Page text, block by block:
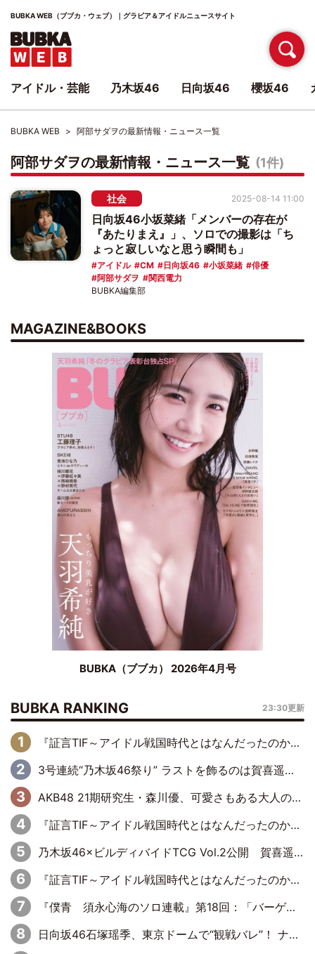
BUBKA WEB（ブブカ・ウェブ）｜グラビア＆アイドルニュースサイト
BUBKA WEB 阿部サダヲの最新情報・ニュース一覧
阿部サダヲの最新情報・ニュース一覧 (1件)
社会
日向坂46小坂菜緒「メンバーの存在が
『あたりまえ』」、ソロでの撮影は「ち
ょっと寂しいなと思う瞬間も」
アイドル CM 日向坂46 小坂菜緒
俳優
阿部サダヲ
関西電力
2025-08-14 11:00
BUBKA編集部
MAGAZINE&BOOKS
BUBKA（ブブカ） 2026年4月号
BUBKA RANKING 23:30更新
『証言TIF～アイドル戦国時代とはなんだったのか～』第6回：でんぱ組.inc・古川未鈴×相沢梨紗「『ハロプロやりたかったな』って言ったら、夢眠ねむさんに『てめえはでんぱ組．incなんだよ！』って肩パンされて(笑)」
3号連続“乃木坂46祭り” ラストを飾るのは賀喜遥香…5年ぶりの登場に「5年分大人になった私を見ていただけたら」
AKB48 21期研究生・森川優、可愛さもある大人の女性に
『証言TIF～アイドル戦国時代とはなんだったのか～』第10回：さくら学院・武藤彩未×飯田らうら「正直、中3で辞めるというのを信じてなくて。そう言われてはいたけど、嘘でしょって」
乃木坂46×ビルディバイドTCG Vol.2公開 賀喜遥香＆田村真佑が『京まふ』ステージに登壇
『証言TIF～アイドル戦国時代とはなんだったのか～』第11回：私立恵比寿中学・真山りか×安本彩花「TIFで10年ぶりのキョンシーメイクをしたら、場を完全に引かせてしまって。時代が変わったんだなって」
『僕青 須永心海のソロ連載』第18回：「バーゲンセールハンターみうな inしまむら」編
日向坂46石塚瑶季、東京ドームで“観戦バレ”！ ナイツ・塙も認めた「巨人に詳しすぎるアイドル」は元VENUSスクール生で杉内コーチ推し⁉
アイドル・芸能 乃木坂46 日向坂46 櫻坂46